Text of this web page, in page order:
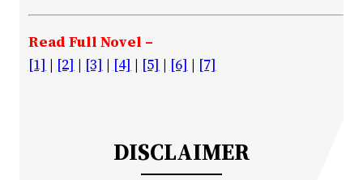
Read Full Novel –
[1] | [2] | [3] | [4] | [5] | [6] | [7]
DISCLAIMER